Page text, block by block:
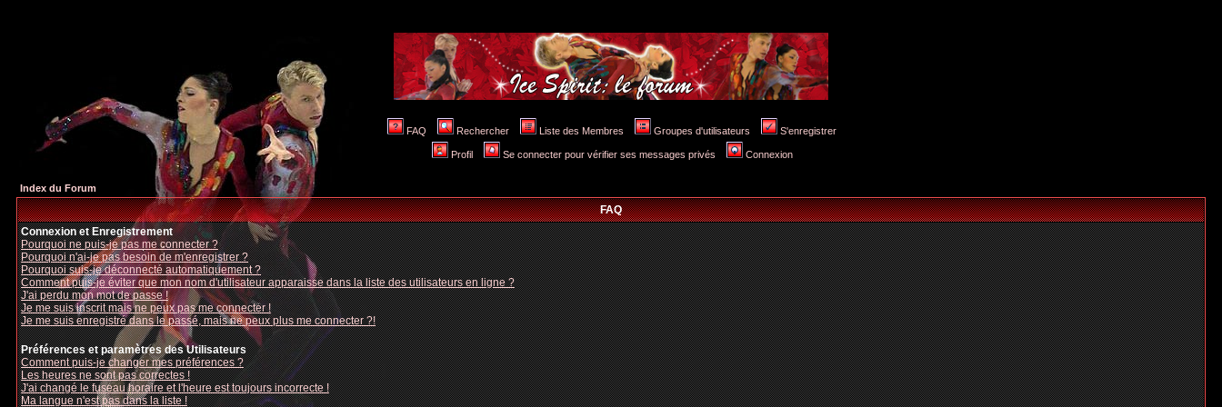
FAQ Rechercher Liste des Membres Groupes d'utilisateurs S'enregistrer
Profil Se connecter pour vérifier ses messages privés Connexion
Index du Forum
FAQ
Connexion et Enregistrement
Pourquoi ne puis-je pas me connecter ?
Pourquoi n'ai-je pas besoin de m'enregistrer ?
Pourquoi suis-je déconnecté automatiquement ?
Comment puis-je éviter que mon nom d'utilisateur apparaisse dans la liste des utilisateurs en ligne ?
J'ai perdu mon mot de passe !
Je me suis inscrit mais ne peux pas me connecter !
Je me suis enregistré dans le passé, mais ne peux plus me connecter ?!
Préférences et paramètres des Utilisateurs
Comment puis-je changer mes préférences ?
Les heures ne sont pas correctes !
J'ai changé le fuseau horaire et l'heure est toujours incorrecte !
Ma langue n'est pas dans la liste !